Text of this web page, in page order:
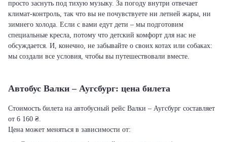
просто заснуть под тихую музыку. За погоду внутри отвечает
климат-контроль, так что вы не почувствуете ни летней жары, ни
зимнего холода. Если с вами едут дети – мы подготовим
специальные кресла, потому что детский комфорт для нас не
обсуждается. И, конечно, не забывайте о своих котах или собаках:
мы создали все условия, чтобы вы путешествовали вместе.
Автобус Валки – Аугсбург: цена билета
Стоимость билета на автобусный рейс Валки – Аугсбург составляет
от 6 160 ₴.
Цена может меняться в зависимости от: